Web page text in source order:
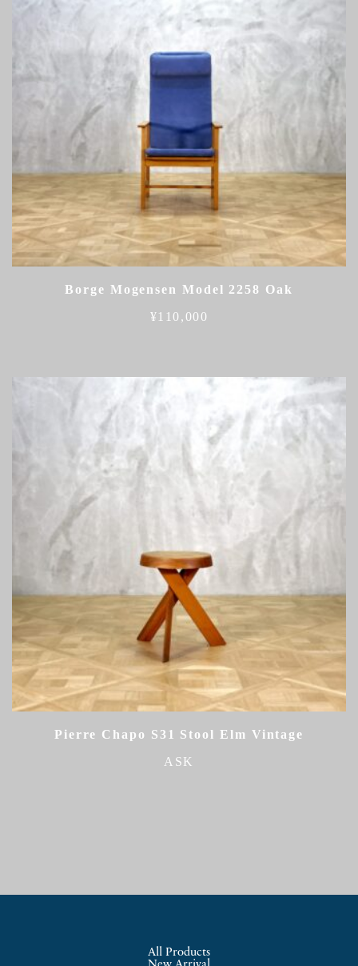
Borge Mogensen Model 2258 Oak
¥110,000
Pierre Chapo S31 Stool Elm Vintage
ASK
All Products